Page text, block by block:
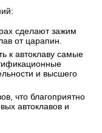
сделают зажим
от царапин.
к автоклаву самые
и высшего
что благоприятно
автоклавов и